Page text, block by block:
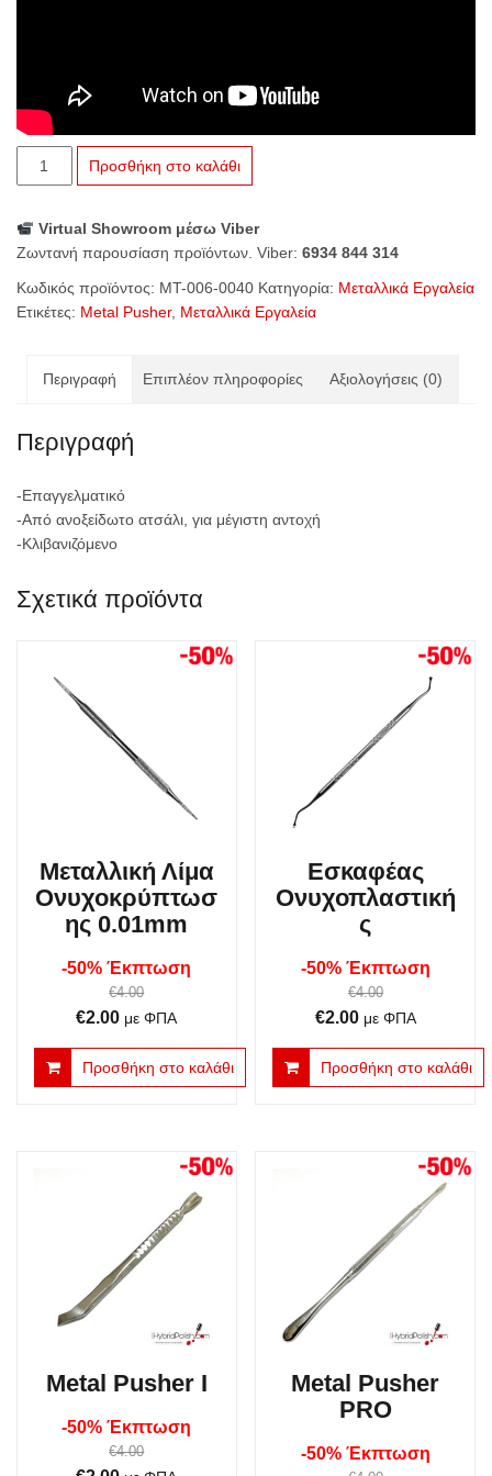
Metal
Pusher
ποσότητα
Προσθήκη στο καλάθι
Virtual Showroom μέσω Viber
Ζωντανή παρουσίαση προϊόντων. Viber: 6934 844 314
Κωδικός προϊόντος: MT-006-0040 Κατηγορία: Μεταλλικά Εργαλεία
Ετικέτες: Metal Pusher, Μεταλλικά Εργαλεία
Περιγραφή Επιπλέον πληροφορίες Αξιολογήσεις (0)
Περιγραφή
-Επαγγελματικό
-Από ανοξείδωτο ατσάλι, για μέγιστη αντοχή
-Κλιβανιζόμενο
Σχετικά προϊόντα
Μεταλλική Λίμα
Ονυχοκρύπτωσ
ης 0.01mm
-50% Έκπτωση
€4.00
Original
price
was:
€2.00Η
τρέχουσα
τιμή
με ΦΠΑ
Προσθήκη στο καλάθι
Εσκαφέας
Ονυχοπλαστική
ς
-50% Έκπτωση
€4.00
Original
price
was:
€2.00Η
τρέχουσα
τιμή
με ΦΠΑ
Προσθήκη στο καλάθι
Metal Pusher Ι
-50% Έκπτωση
€4.00
Metal Pusher
PRO
-50% Έκπτωση